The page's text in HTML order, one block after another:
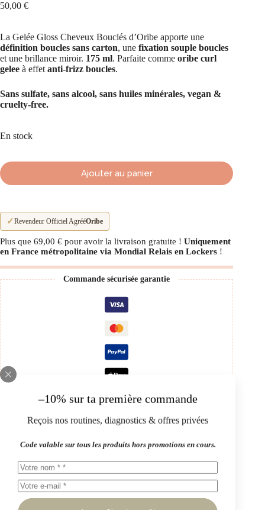
–10% sur ta première commande
Reçois nos routines, diagnostics & offres privées
Code valable sur tous les produits hors promotions en cours.
50,00 €
La Gelée Gloss Cheveux Bouclés d’Oribe apporte une
définition boucles sans carton, une fixation souple boucles
et une brillance miroir. 175 ml. Parfaite comme oribe curl
gelee à effet anti-frizz boucles.
Sans sulfate, sans alcool, sans huiles minérales, vegan &
cruelty-free.
En stock
Ajouter au panier
✓Revendeur Officiel AgrééOribe
Plus que 69,00 € pour avoir la livraison gratuite ! Uniquement
en France métropolitaine via Mondial Relais en Lockers !
Commande sécurisée garantie
Description
Ce que tu vas adorer